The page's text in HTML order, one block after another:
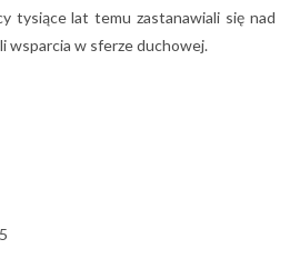
tysiące lat temu zastanawiali się nad
wsparcia w sferze duchowej.